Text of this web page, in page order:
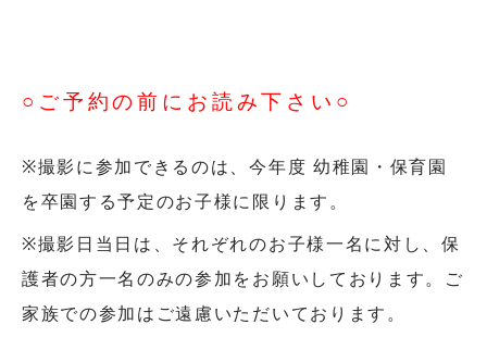
○ご予約の前にお読み下さい○
※撮影に参加できるのは、今年度 幼稚園・保育園
を卒園する予定のお子様に限ります。
※撮影日当日は、それぞれのお子様一名に対し、保
護者の方一名のみの参加をお願いしております。ご
家族での参加はご遠慮いただいております。